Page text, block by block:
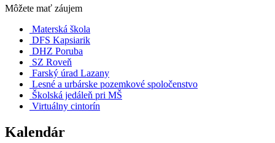
Môžete mať záujem
Materská škola
DFS Kapsiarik
DHZ Poruba
SZ Roveň
Farský úrad Lazany
Lesné a urbárske pozemkové spoločenstvo
Školská jedáleň pri MŠ
Virtuálny cintorín
Kalendár